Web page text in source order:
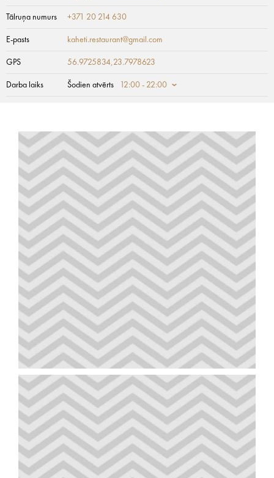
Tālruņa numurs +371 20 214 630
E-pasts kaheti.restaurant@gmail.com
GPS 56.9725834,23.7978623
Darba laiks Šodien atvērts 12:00 - 22:00